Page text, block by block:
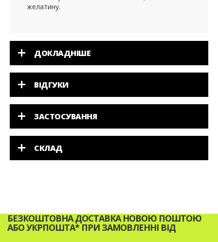
желатину.
ДОКЛАДНІШЕ
ВІДГУКИ
ЗАСТОСУВАННЯ
СКЛАД
БЕЗКОШТОВНА ДОСТАВКА НОВОЮ ПОШТОЮ
АБО УКРПОШТА* ПРИ ЗАМОВЛЕННІ ВІД